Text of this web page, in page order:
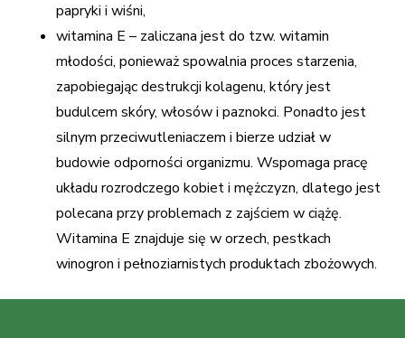
papryki i wiśni,
witamina E – zaliczana jest do tzw. witamin
młodości, ponieważ spowalnia proces starzenia,
zapobiegając destrukcji kolagenu, który jest
budulcem skóry, włosów i paznokci. Ponadto jest
silnym przeciwutleniaczem i bierze udział w
budowie odporności organizmu. Wspomaga pracę
układu rozrodczego kobiet i mężczyzn, dlatego jest
polecana przy problemach z zajściem w ciążę.
Witamina E znajduje się w orzech, pestkach
winogron i pełnoziarnistych produktach zbożowych.